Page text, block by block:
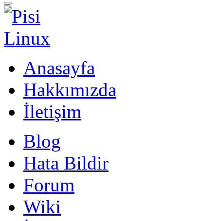
Anasayfa
Hakkımızda
İletişim
Blog
Hata Bildir
Forum
Wiki